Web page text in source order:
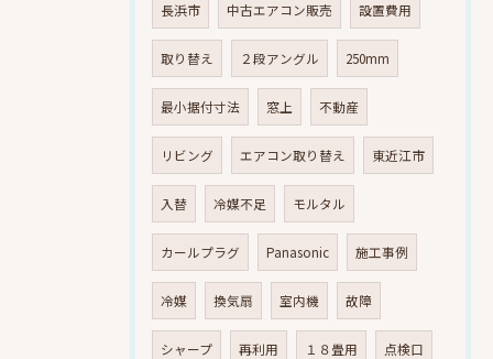
長浜市 中古エアコン販売 設置費用
取り替え ２段アングル 250mm
最小据付寸法 窓上 不動産
リビング エアコン取り替え 東近江市
入替 冷媒不足 モルタル
カールプラグ Panasonic 施工事例
冷媒 換気扇 室内機 故障
シャープ 再利用 １８畳用 点検口